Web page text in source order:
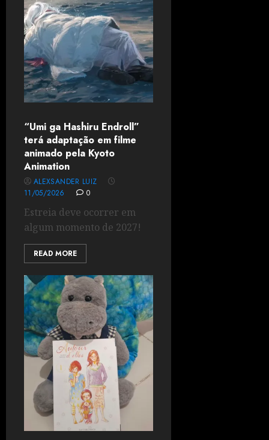
“Umi ga Hashiru Endroll”
terá adaptação em filme
animado pela Kyoto
Animation
ALEXSANDER LUIZ
11/05/2026
0
Estreia deve ocorrer em
algum momento de 2027!
READ MORE